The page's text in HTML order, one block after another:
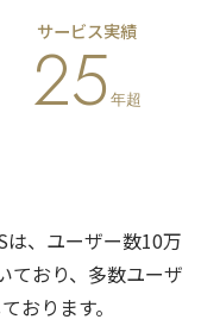
サービス実績
25年超
、ユーザー数10万
ており、多数ユーザ
おります。